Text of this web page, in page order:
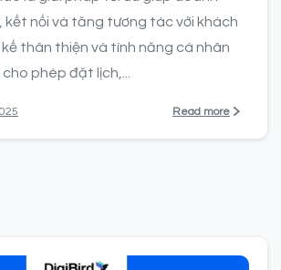
kết nối và tăng tương tác với khách
thân thiện và tính năng cá nhân
phép đặt lịch,...
Read more